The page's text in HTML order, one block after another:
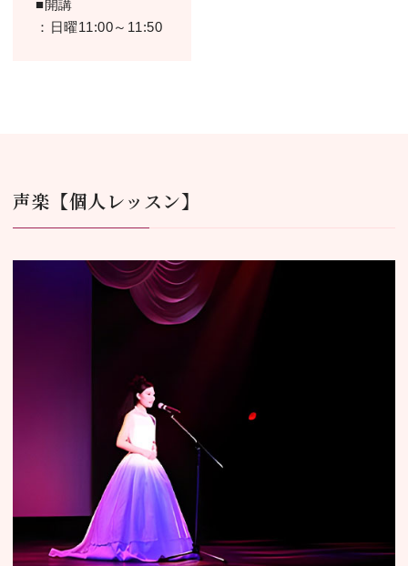
■開講
：日曜11:00～11:50
声楽【個⼈レッスン】